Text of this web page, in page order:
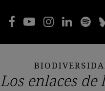
Los enlaces de